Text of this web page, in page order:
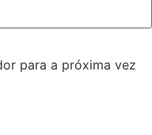
para a próxima vez